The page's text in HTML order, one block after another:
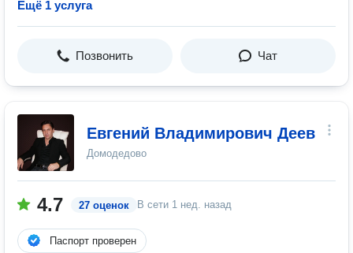
Ещё 1 услуга
Позвонить Чат
Евгений Владимирович Деев
Домодедово
4.7 27 оценок В сети 1 нед. назад
Паспорт проверен